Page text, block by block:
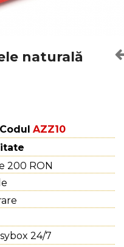
naturală
Codul AZZ10
200 RON
24/7